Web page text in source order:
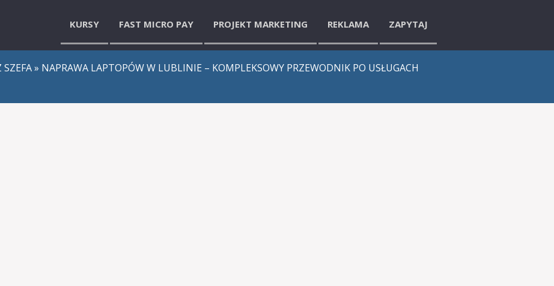
KURSY FAST MICRO PAY PROJEKT MARKETING REKLAMA ZAPYTAJ
SZEFA» NAPRAWA LAPTOPÓW W LUBLINIE – KOMPLEKSOWY PRZEWODNIK PO USŁUGACH